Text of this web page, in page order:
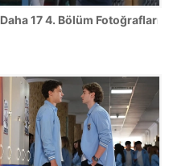
Daha 17 4. Bölüm Fotoğrafları